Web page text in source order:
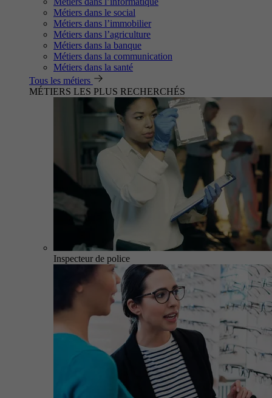
Métiers dans le social
Métiers dans l’immobilier
Métiers dans l’agriculture
Métiers dans la banque
Métiers dans la communication
Métiers dans la santé
Tous les métiers
MÉTIERS LES PLUS RECHERCHÉS
Inspecteur de police